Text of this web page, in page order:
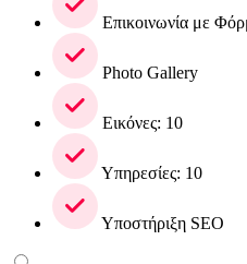
Επικοινωνία με
Photo Gallery
Εικόνες: 10
Υπηρεσίες: 10
Υποστήριξη SEO